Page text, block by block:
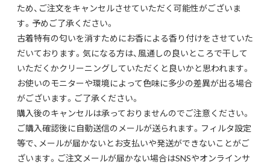
ため、ご注文をキャンセルさせていただく可能性がございま
す。予めご了承ください。
古着特有の匂いを消すためにお香による香り付けをさせていた
だいております。気になる方は、風通しの良いところで干して
いただくかクリーニングしていただくと良いかと思われます。
お使いのモニターや環境によって色味に多少の差異が出る場合
がございます。ご了承ください。
購入後のキャンセルは承っておりませんのでご注意ください。
ご購入確認後に自動送信のメールが送られます。フィルタ設定
等で、メールが届かないとお支払いや発送ができないことがご
ざいます。ご注文メールが届かない場合はSNSやオンラインサ